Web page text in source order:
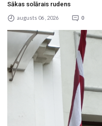
Sākas solārais rudens
augusts 06 , 2026 0